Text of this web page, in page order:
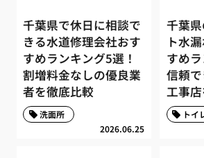
千葉県で休日に相談で
きる水道修理会社おす
すめランキング5選！
割増料金なしの優良業
者を徹底比較
2026.06.25
洗面所
千葉
ト水
すめ
信頼
工事
トイ